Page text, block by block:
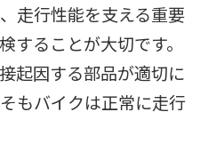
走行性能を支える重要
することが大切です。
起因する部品が適切に
もバイクは正常に走行